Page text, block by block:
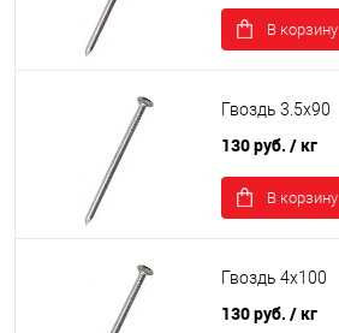
В корзину
Гвоздь 3.5х90
130 руб. / кг
В корзину
Гвоздь 4х100
130 руб. / кг